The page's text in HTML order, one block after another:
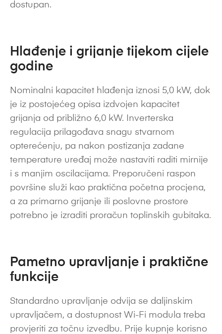
dostupan.
Hlađenje i grijanje tijekom cijele
godine
Nominalni kapacitet hlađenja iznosi 5,0 kW, dok
je iz postojećeg opisa izdvojen kapacitet
grijanja od približno 6,0 kW. Inverterska
regulacija prilagođava snagu stvarnom
opterećenju, pa nakon postizanja zadane
temperature uređaj može nastaviti raditi mirnije
i s manjim oscilacijama. Preporučeni raspon
površine služi kao praktična početna procjena,
a za primarno grijanje ili poslovne prostore
potrebno je izraditi proračun toplinskih gubitaka.
Pametno upravljanje i praktične
funkcije
Standardno upravljanje odvija se daljinskim
upravljačem, a dostupnost Wi-Fi modula treba
provjeriti za točnu izvedbu. Prije kupnje korisno